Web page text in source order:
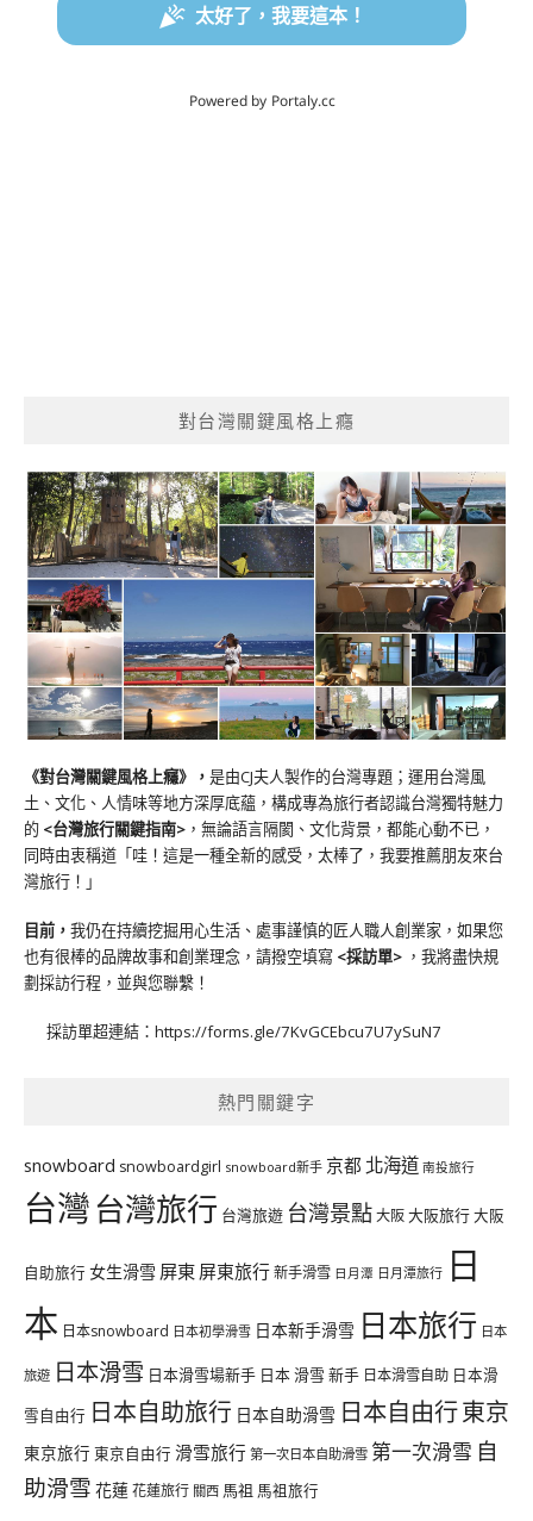
對台灣關鍵風格上癮
《對台灣關鍵風格上癮》 ， 是由CJ夫人製作的台灣專題；運用台灣風
土、文化、人情味等地方深厚底蘊，構成專為旅行者認識台灣獨特魅力
的 <台灣旅行關鍵指南> ，無論語言隔閡、文化背景，都能心動不已，
同時由衷稱道「哇！這是一種全新的感受，太棒了，我要推薦朋友來台
灣旅行！」
目前， 我仍在持續挖掘用心生活、處事謹慎的匠人職人創業家，如果您
也有很棒的品牌故事和創業理念，請撥空填寫 <採訪單> ，我將盡快規
劃採訪行程，並與您聯繫！
採訪單超連結： https://forms.gle/7KvGCEbcu7U7ySuN7
熱門關鍵字
snowboard snowboardgirl snowboard新手 京都 北海道 南投旅行
台灣台灣旅行 台灣旅遊 台灣景點大阪大阪旅行大阪
自助旅行 女生滑雪 屏東 屏東旅行新手滑雪 日月潭 日月潭旅行 日
本 日本snowboard 日本初學滑雪 日本新手滑雪 日本旅行 日本
旅遊 日本滑雪 日本滑雪場新手 日本 滑雪 新手 日本滑雪自助 日本滑
雪自由行 日本自助旅行 日本自助滑雪 日本自由行東京
東京旅行 東京自由行 滑雪旅行 第一次日本自助滑雪 第一次滑雪 自
助滑雪 花蓮花蓮旅行 關西 馬祖 馬祖旅行